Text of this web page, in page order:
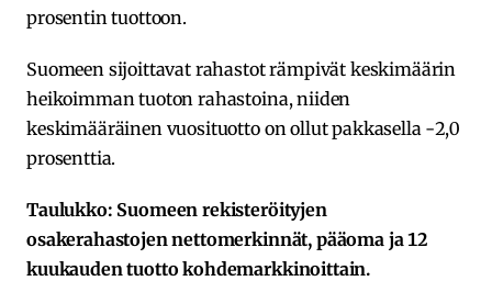
prosentin tuottoon.
Suomeen sijoittavat rahastot rämpivät keskimäärin
heikoimman tuoton rahastoina, niiden
keskimääräinen vuosituotto on ollut pakkasella -2,0
prosenttia.
Taulukko: Suomeen rekisteröityjen
osakerahastojen nettomerkinnät, pääoma ja 12
kuukauden tuotto kohdemarkkinoittain.